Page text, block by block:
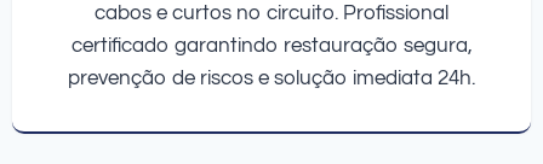
cabos e curtos no circuito. Profissional
certificado garantindo restauração segura,
prevenção de riscos e solução imediata 24h.